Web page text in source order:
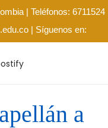
| Teléfonos: 6711524
| Síguenos en:
a